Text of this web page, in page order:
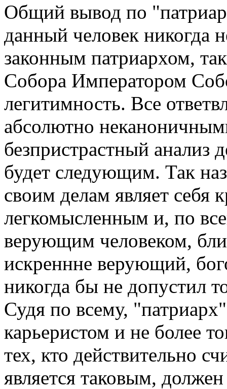
Общий вывод по
данный человек никогда
законным патриархом,
Собора Императором
легитимность. Все
абсолютно
безпристрастный анализ
будет следующим. Так
своим делам являет себя
легкомысленным и, по
верующим человеком,
искреннне верующий,
никогда бы не допустил
Судя по всему,
карьеристом и не более
тех, кто действительно
является таковым,